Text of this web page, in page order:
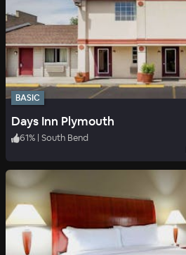
BASIC
Days Inn Plymouth
61% | South Bend